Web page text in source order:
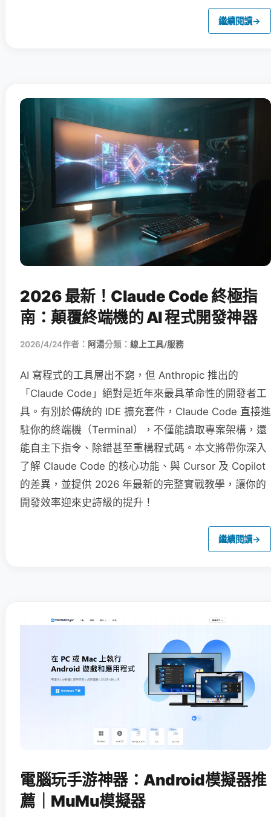
繼續閱讀→
2026 最新！Claude Code 終極指
南：顛覆終端機的 AI 程式開發神器
2026/4/24作者： 阿湯分類： 線上工具/服務
AI 寫程式的工具層出不窮，但 Anthropic 推出的
「Claude Code」絕對是近年來最具革命性的開發者工
具。有別於傳統的 IDE 擴充套件，Claude Code 直接進
駐你的終端機（Terminal），不僅能讀取專案架構，還
能自主下指令、除錯甚至重構程式碼。本文將帶你深入
了解 Claude Code 的核心功能、與 Cursor 及 Copilot
的差異，並提供 2026 年最新的完整實戰教學，讓你的
開發效率迎來史詩級的提升！
繼續閱讀→
電腦玩手游神器：Android模擬器推
薦｜MuMu模擬器